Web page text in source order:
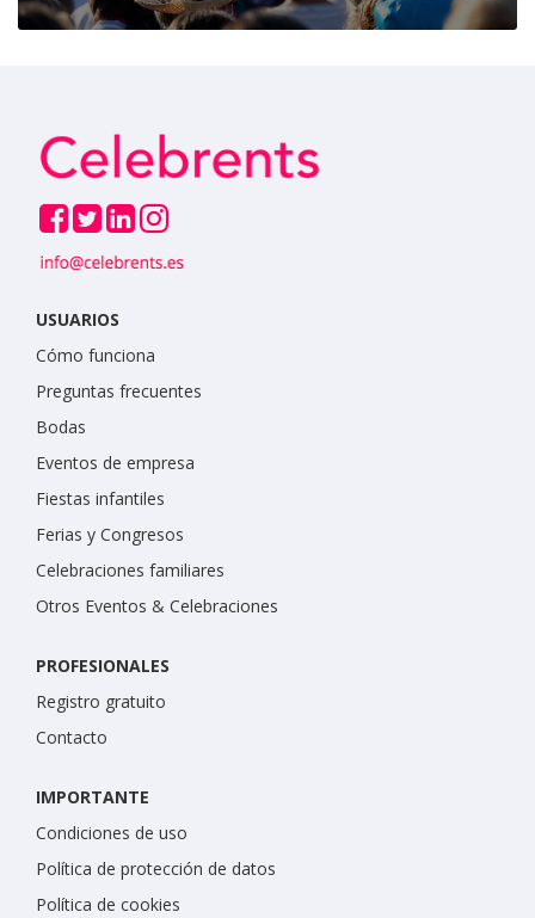
USUARIOS
Cómo funciona
Preguntas frecuentes
Bodas
Eventos de empresa
Fiestas infantiles
Ferias y Congresos
Celebraciones familiares
Otros Eventos & Celebraciones
PROFESIONALES
Registro gratuito
Contacto
IMPORTANTE
Condiciones de uso
Política de protección de datos
Política de cookies